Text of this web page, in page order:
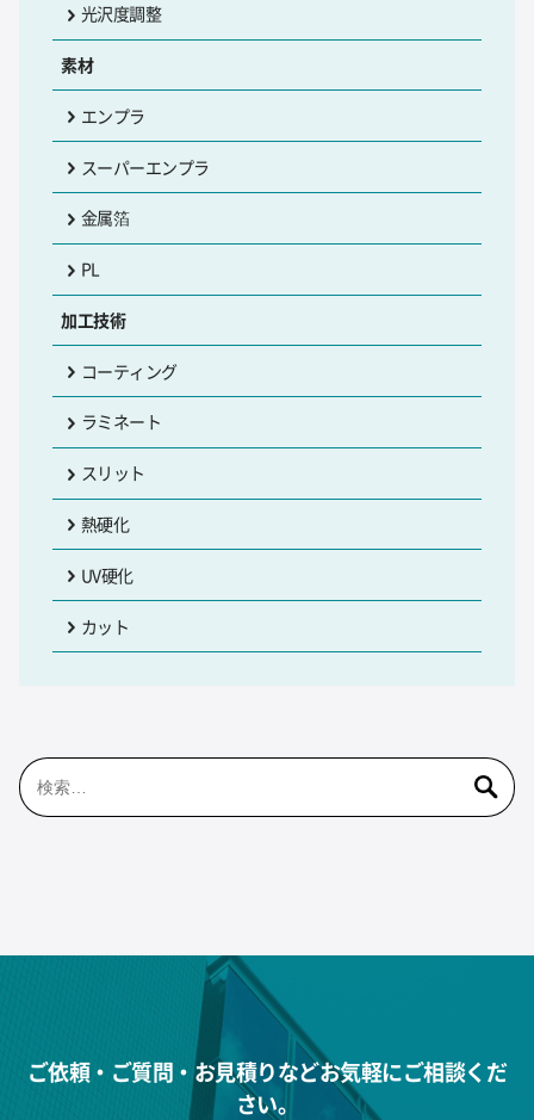
光沢度調整
素材
エンプラ
スーパーエンプラ
金属箔
PL
加工技術
コーティング
ラミネート
スリット
熱硬化
UV硬化
カット
検
索:
ご依頼・ご質問・お見積りなどお気軽にご相談くだ
さい。